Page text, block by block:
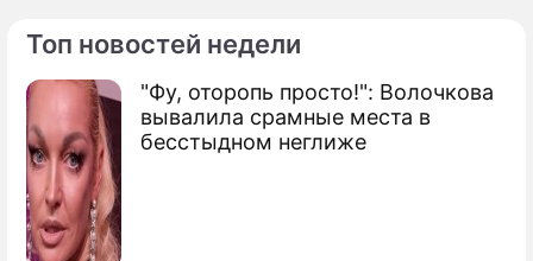
Топ новостей недели
"Фу, оторопь просто!": Волочкова
вывалила срамные места в
бесстыдном неглиже
По теме
Глава Минфина пообещал россиянам не
повышать налоги три года
Налоговая и "уголовка": какую
ответственность могут понести